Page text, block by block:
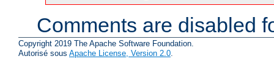
Comments are disabled
Copyright 2019 The Apache Software Foundation.
Autorisé sous Apache License, Version 2.0.